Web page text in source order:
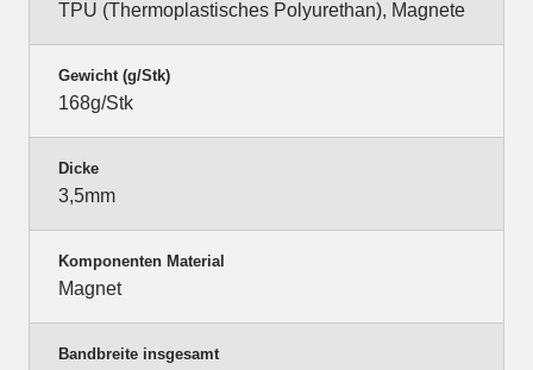
TPU (Thermoplastisches Polyurethan), Magnete
Gewicht (g/Stk)
168g/Stk
Dicke
3,5mm
Komponenten Material
Magnet
Bandbreite insgesamt